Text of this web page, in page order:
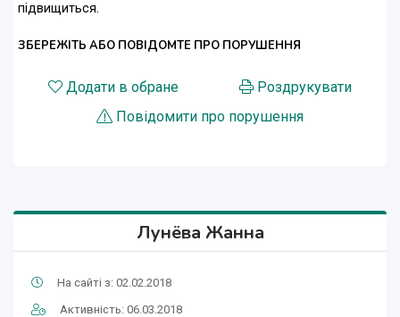
підвищиться.
ЗБЕРЕЖІТЬ АБО ПОВІДОМТЕ ПРО ПОРУШЕННЯ
Додати в обране
Роздрукувати
Повідомити про порушення
Лунёва Жанна
На сайті з: 02.02.2018
Активність: 06.03.2018